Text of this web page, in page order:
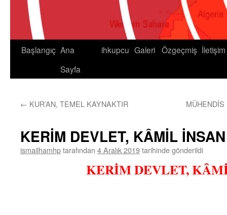
Başlangıç Ana
Sayfa
ihkupcu Galeri Özgeçmiş İletişim
← KUR’AN, TEMEL KAYNAKTIR
KERİM DEVLET, KÂMİL İNSAN
ismailhamhptarafından 4 Aralık 2019tarihinde gönderildi
KERİM DEVLET,